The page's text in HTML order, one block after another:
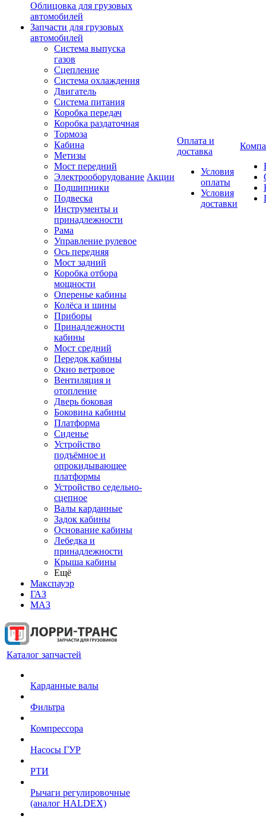
Облицовка для грузовых
автомобилей
Запчасти для грузовых
автомобилей
Система выпуска
газов
Сцепление
Система охлаждения
Двигатель
Система питания
Коробка передач
Коробка раздаточная
Тормоза
Кабина
Метизы
Мост передний
Электрооборудование
Подшипники
Подвеска
Инструменты и
принадлежности
Рама
Управление рулевое
Ось передняя
Мост задний
Коробка отбора
мощности
Оперенье кабины
Колёса и шины
Приборы
Принадлежности
кабины
Мост средний
Передок кабины
Окно ветровое
Вентиляция и
отопление
Дверь боковая
Боковина кабины
Платформа
Сиденье
Устройство
подъёмное и
опрокидывающее
платформы
Устройство седельно-
сцепное
Валы карданные
Задок кабины
Основание кабины
Лебедка и
принадлежности
Крыша кабины
Ещё
Макспауэр
ГАЗ
МАЗ
Акции
Оплата и
доставка
Условия
оплаты
Условия
доставки
Каталог запчастей
Карданные валы
Фильтра
Компрессора
Насосы ГУР
РТИ
Рычаги регулировочные
(аналог HALDEX)